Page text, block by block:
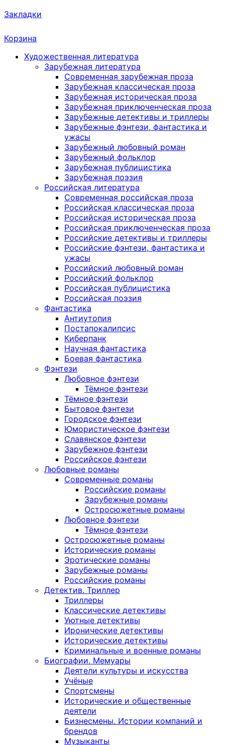
Закладки
Корзина
Художественная литература
Зарубежная литература
Современная зарубежная проза
Зарубежная классическая проза
Зарубежная историческая проза
Зарубежная приключенческая проза
Зарубежные детективы и триллеры
Зарубежные фэнтези, фантастика и
ужасы
Зарубежный любовный роман
Зарубежный фольклор
Зарубежная публицистика
Зарубежная поэзия
Российская литература
Современная российская проза
Российская классическая проза
Российская историческая проза
Российская приключенческая проза
Российские детективы и триллеры
Российские фэнтези, фантастика и
ужасы
Российский любовный роман
Российский фольклор
Российская публицистика
Российская поэзия
Фантастика
Антиутопия
Постапокалипсис
Киберпанк
Научная фантастика
Боевая фантастика
Фэнтези
Любовное фэнтези
Тёмное фэнтези
Тёмное фэнтези
Бытовое фэнтези
Городское фэнтези
Юмористическое фэнтези
Славянское фэнтези
Зарубежное фэнтези
Российское фэнтези
Любовные романы
Современные романы
Российские романы
Зарубежные романы
Остросюжетные романы
Любовное фэнтези
Тёмное фэнтези
Остросюжетные романы
Исторические романы
Эротические романы
Зарубежные романы
Российские романы
Детектив. Триллер
Триллеры
Классические детективы
Уютные детективы
Иронические детективы
Исторические детективы
Криминальные и военные романы
Биографии. Мемуары
Деятели культуры и искусства
Учёные
Спортсмены
Исторические и общественные
деятели
Бизнесмены. Истории компаний и
брендов
Музыканты